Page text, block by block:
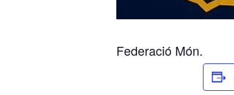
Federació Món.